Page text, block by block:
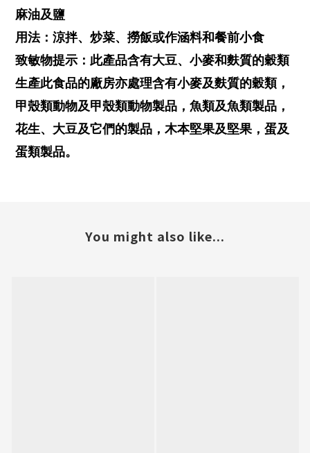
麻油及鹽
用法：涼拌、炒菜、撈飯或作涵料和餐前小食
致敏物提示：此產品含有大豆、小麥和麩質的穀類
生產此食品的廠房亦處理含有小麥及麩質的穀類，
甲殼類動物及甲殼類動物製品，魚類及魚類製品，
花生、大豆及它們的製品，木本堅果及堅果，蛋及
蛋類製品。
You might also like...